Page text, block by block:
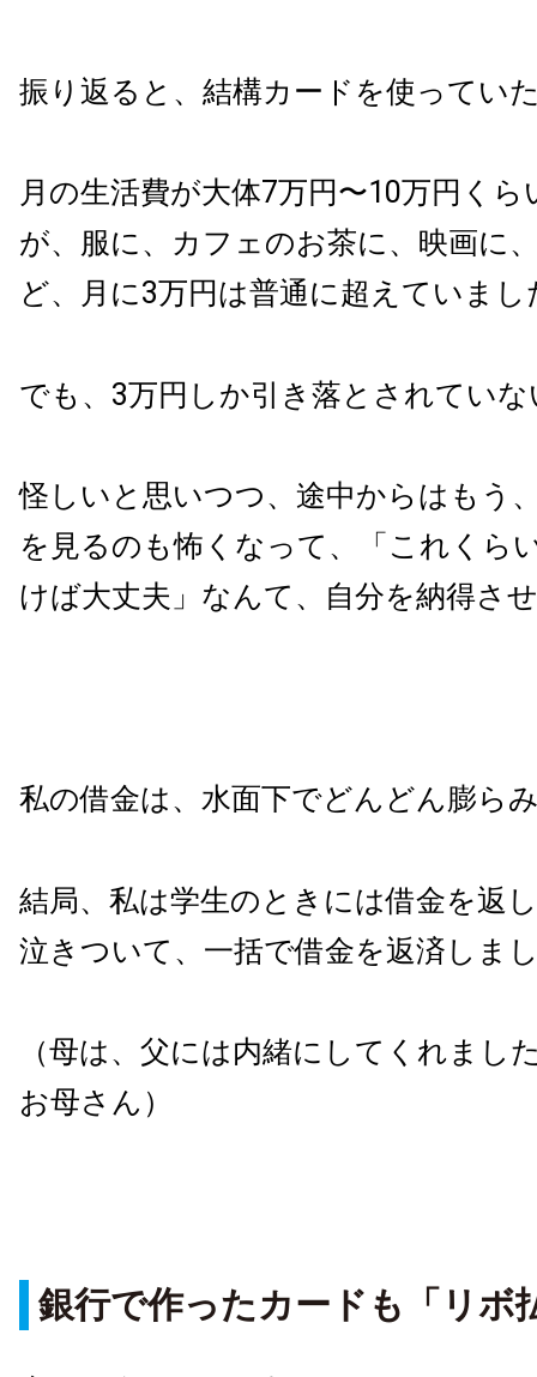
振り返ると、結構カードを使ってい
月の生活費が大体7万円〜10万円く
が、服に、カフェのお茶に、映画に
ど、月に3万円は普通に超えていまし
でも、3万円しか引き落とされていな
怪しいと思いつつ、途中からはもう
を見るのも怖くなって、「これくら
けば大丈夫」なんて、自分を納得さ
私の借金は、水面下でどんどん膨ら
結局、私は学生のときには借金を返
泣きついて、一括で借金を返済しま
（母は、父には内緒にしてくれまし
お母さん）
銀行で作ったカードも「リボ